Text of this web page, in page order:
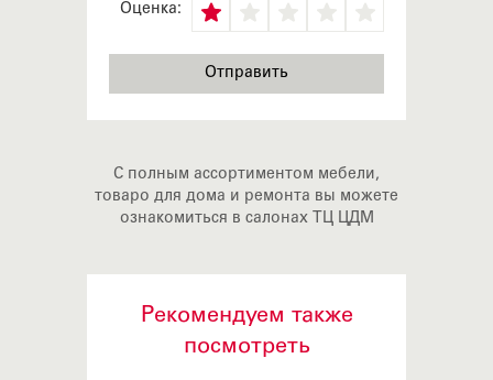
Оценка:
С полным ассортиментом мебели,
товаро для дома и ремонта вы можете
ознакомиться в салонах ТЦ ЦДМ
Рекомендуем также
посмотреть